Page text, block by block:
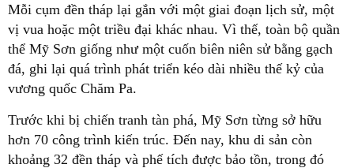
Mỗi cụm đền tháp lại gắn với một giai đoạn lịch sử, một
vị vua hoặc một triều đại khác nhau. Vì thế, toàn bộ quần
thể Mỹ Sơn giống như một cuốn biên niên sử bằng gạch
đá, ghi lại quá trình phát triển kéo dài nhiều thế kỷ của
vương quốc Chăm Pa.
Trước khi bị chiến tranh tàn phá, Mỹ Sơn từng sở hữu
hơn 70 công trình kiến trúc. Đến nay, khu di sản còn
khoảng 32 đền tháp và phế tích được bảo tồn, trong đó